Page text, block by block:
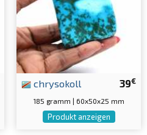
39€
chrysokoll
185 gramm | 60x50x25 mm
Produkt anzeigen